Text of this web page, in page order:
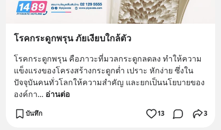
โรคกระดูกพรุน ภัยเงียบใกล้ตัว
โรคกระดูกพรุน คือภาวะที่มวลกระดูกลดลง ทำให้ความ
แข็งแรงของโครงสร้างกระดูกต่ำ เปราะ หักง่าย ซึ่งใน
ปัจจุบันคนทั่วโลกให้ความสำคัญ และยกเป็นนโยบายของ
องค์กา... อ่านต่อ
บันทึก 13 3